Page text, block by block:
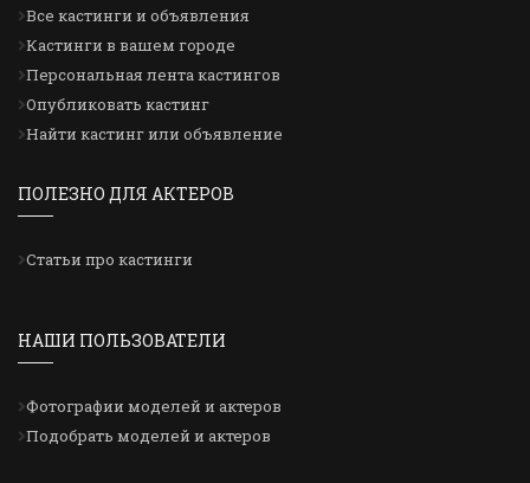
Все кастинги и объявления
Кастинги в вашем городе
Персональная лента кастингов
Опубликовать кастинг
Найти кастинг или объявление
ПОЛЕЗНО ДЛЯ АКТЕРОВ
Статьи про кастинги
НАШИ ПОЛЬЗОВАТЕЛИ
Фотографии моделей и актеров
Подобрать моделей и актеров